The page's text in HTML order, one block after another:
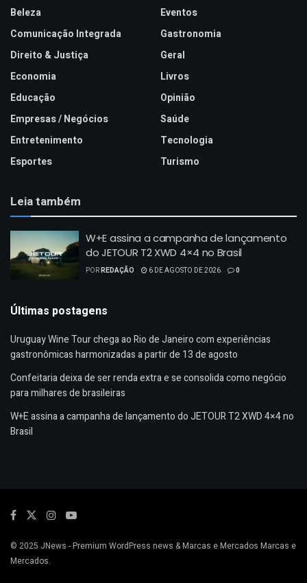
Beleza
Comunicação Integrada
Direito & Justiça
Economia
Educação
Empresas / Negócios
Entretenimento
Esportes
Eventos
Gastronomia
Geral
Livros
Opinião
Saúde
Tecnologia
Turismo
Leia também
W+E assina a campanha de lançamento
do JETOUR T2 XWD 4×4 no Brasil
PORREDAÇÃO 6 DE AGOSTO DE 2026 0
Últimas postagens
Uruguay Wine Tour chega ao Rio de Janeiro com experiências
gastronômicas harmonizadas a partir de 13 de agosto
Confeitaria deixa de ser renda extra e se consolida como negócio
para milhares de brasileiras
W+E assina a campanha de lançamento do JETOUR T2 XWD 4×4 no
Brasil
© 2025 JNews - Premium WordPress news & Marcas e Mercados Marcas e
Mercados.